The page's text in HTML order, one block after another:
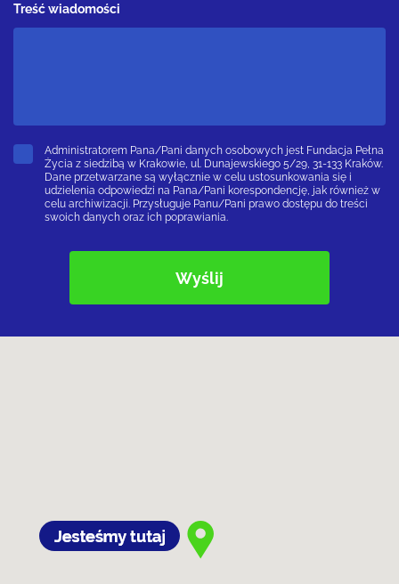
Treść wiadomości
Administratorem Pana/Pani danych osobowych jest Fundacja Pełna
Życia z siedzibą w Krakowie, ul. Dunajewskiego 5/29, 31-133 Kraków.
Dane przetwarzane są wyłącznie w celu ustosunkowania się i
udzielenia odpowiedzi na Pana/Pani korespondencję, jak również w
celu archiwizacji. Przysługuje Panu/Pani prawo dostępu do treści
swoich danych oraz ich poprawiania.